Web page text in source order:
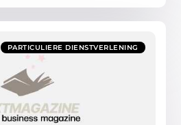
PARTICULIERE DIENSTVERLENING